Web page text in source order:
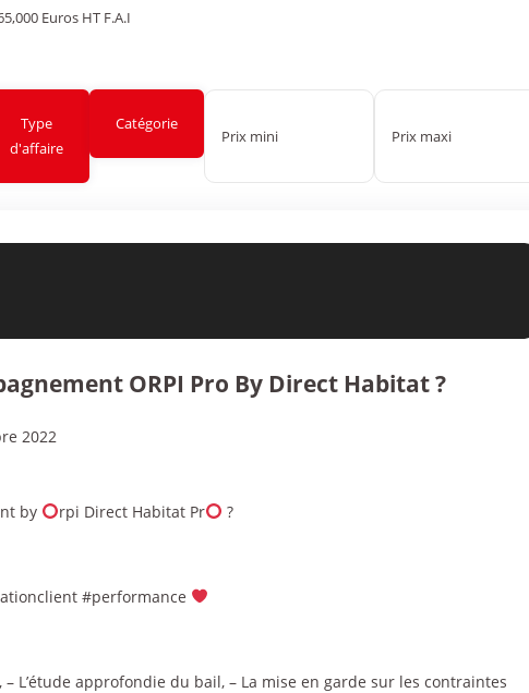
ORPI Pro By Direct Habitat ?
2022
by
rpi Direct Habitat Pr ?
#performance
L’étude approfondie du bail, – La mise en garde sur les contraintes
Euros HT F.A.I
Type
d'affaire
Catégorie